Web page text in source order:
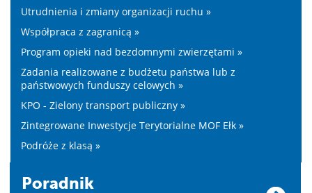
Utrudnienia i zmiany organizacji ruchu »
Współpraca z zagranicą »
Program opieki nad bezdomnymi zwierzętami »
Zadania realizowane z budżetu państwa lub z
państwowych funduszy celowych »
KPO - Zielony transport publiczny »
Zintegrowane Inwestycje Terytorialne MOF Ełk »
Podróże z klasą »
Poradnik